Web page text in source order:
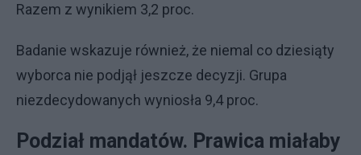
Razem z wynikiem 3,2 proc.
Badanie wskazuje również, że niemal co dziesiąty
wyborca nie podjął jeszcze decyzji. Grupa
niezdecydowanych wyniosła 9,4 proc.
Podział mandatów. Prawica miałaby